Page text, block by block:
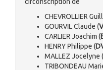
circonscription de
CHEVROLLIER
GOURVIL Claude (
CARLIER Joachim (
HENRY Philippe (
MALLEZ Jocelyne (
TRIBONDEAU